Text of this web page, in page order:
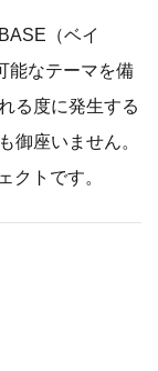
（ベイ
能なテーマを備
る度に発生する
御座いません。
クトです。